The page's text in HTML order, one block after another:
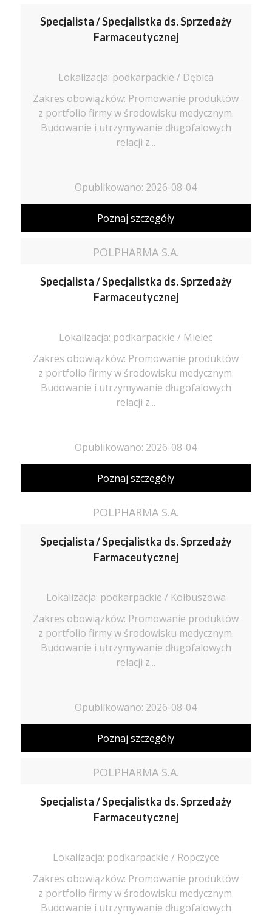
Specjalista / Specjalistka ds. Sprzedaży
Farmaceutycznej
Lokalizacja: podkarpackie / Dębica
Zakres obowiązków: Promowanie produktów
z portfolio firmy w środowisku medycznym.
Budowanie i utrzymywanie długofalowych
relacji z...
Opublikowano: 2026-08-04
Poznaj szczegóły
POLPHARMA S.A.
Specjalista / Specjalistka ds. Sprzedaży
Farmaceutycznej
Lokalizacja: podkarpackie / Mielec
Zakres obowiązków: Promowanie produktów
z portfolio firmy w środowisku medycznym.
Budowanie i utrzymywanie długofalowych
relacji z...
Opublikowano: 2026-08-04
Poznaj szczegóły
POLPHARMA S.A.
Specjalista / Specjalistka ds. Sprzedaży
Farmaceutycznej
Lokalizacja: podkarpackie / Kolbuszowa
Zakres obowiązków: Promowanie produktów
z portfolio firmy w środowisku medycznym.
Budowanie i utrzymywanie długofalowych
relacji z...
Opublikowano: 2026-08-04
Poznaj szczegóły
POLPHARMA S.A.
Specjalista / Specjalistka ds. Sprzedaży
Farmaceutycznej
Lokalizacja: podkarpackie / Ropczyce
Zakres obowiązków: Promowanie produktów
z portfolio firmy w środowisku medycznym.
Budowanie i utrzymywanie długofalowych